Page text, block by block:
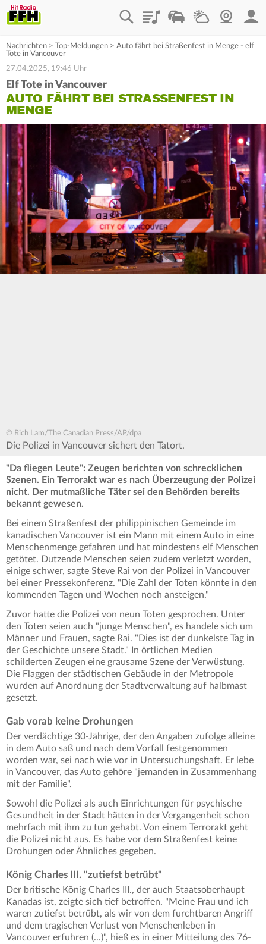
PlaylistStaupilotWetterWebcam
Nachrichten > Top-Meldungen > Auto fährt bei Straßenfest in Menge - elf
Tote in Vancouver
27.04.2025, 19:46 Uhr
Elf Tote in Vancouver
AUTO FÄHRT BEI STRASSENFEST IN M
ENGE
© Rich Lam/The Canadian Press/AP/dpa
Die Polizei in Vancouver sichert den Tatort.
"Da fliegen Leute": Zeugen berichten von schrecklichen
Szenen. Ein Terrorakt war es nach Überzeugung der Polizei
nicht. Der mutmaßliche Täter sei den Behörden bereits
bekannt gewesen.
Bei einem Straßenfest der philippinischen Gemeinde im
kanadischen Vancouver ist ein Mann mit einem Auto in eine
Menschenmenge gefahren und hat mindestens elf Menschen
getötet. Dutzende Menschen seien zudem verletzt worden,
einige schwer, sagte Steve Rai von der Polizei in Vancouver
bei einer Pressekonferenz. "Die Zahl der Toten könnte in den
kommenden Tagen und Wochen noch ansteigen."
Zuvor hatte die Polizei von neun Toten gesprochen. Unter
den Toten seien auch "junge Menschen", es handele sich um
Männer und Frauen, sagte Rai. "Dies ist der dunkelste Tag in
der Geschichte unsere Stadt." In örtlichen Medien
schilderten Zeugen eine grausame Szene der Verwüstung.
Die Flaggen der städtischen Gebäude in der Metropole
wurden auf Anordnung der Stadtverwaltung auf halbmast
gesetzt.
Gab vorab keine Drohungen
Der verdächtige 30-Jährige, der den Angaben zufolge alleine
in dem Auto saß und nach dem Vorfall festgenommen
worden war, sei nach wie vor in Untersuchungshaft. Er lebe
in Vancouver, das Auto gehöre "jemanden in Zusammenhang
mit der Familie".
Sowohl die Polizei als auch Einrichtungen für psychische
Gesundheit in der Stadt hätten in der Vergangenheit schon
mehrfach mit ihm zu tun gehabt. Von einem Terrorakt geht
die Polizei nicht aus. Es habe vor dem Straßenfest keine
Drohungen oder Ähnliches gegeben.
König Charles III. "zutiefst betrübt"
Der britische König Charles III., der auch Staatsoberhaupt
Kanadas ist, zeigte sich tief betroffen. "Meine Frau und ich
waren zutiefst betrübt, als wir von dem furchtbaren Angriff
und dem tragischen Verlust von Menschenleben in
Vancouver erfuhren (...)", hieß es in einer Mitteilung des 76-